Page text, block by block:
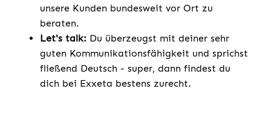
unsere Kunden bundesweit vor Ort zu
beraten.
Let's talk: Du überzeugst mit deiner sehr
guten Kommunikationsfähigkeit und sprichst
fließend Deutsch - super, dann findest du
dich bei Exxeta bestens zurecht.